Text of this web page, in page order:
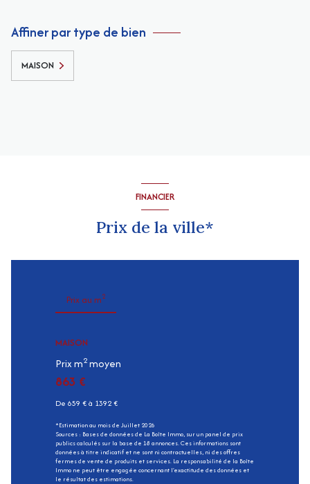
Affiner par type de bien
MAISON
FINANCIER
Prix de la ville*
Prix au m2
MAISON
Prix m2moyen
863 €
De 659 € à 1392 €
*Estimation au mois de Juillet 2026
Sources : Bases de données de La Boîte Immo, sur un panel de prix
publics calculés sur la base de 18 annonces. Ces informations sont
données à titre indicatif et ne sont ni contractuelles, ni des offres
fermes de vente de produits et services. La responsabilité de la Boîte
Immo ne peut être engagée concernant l'exactitude des données et
le résultat des estimations.